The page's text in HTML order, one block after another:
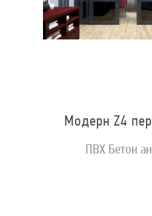
Модерн Z4
ПВХ Бетон